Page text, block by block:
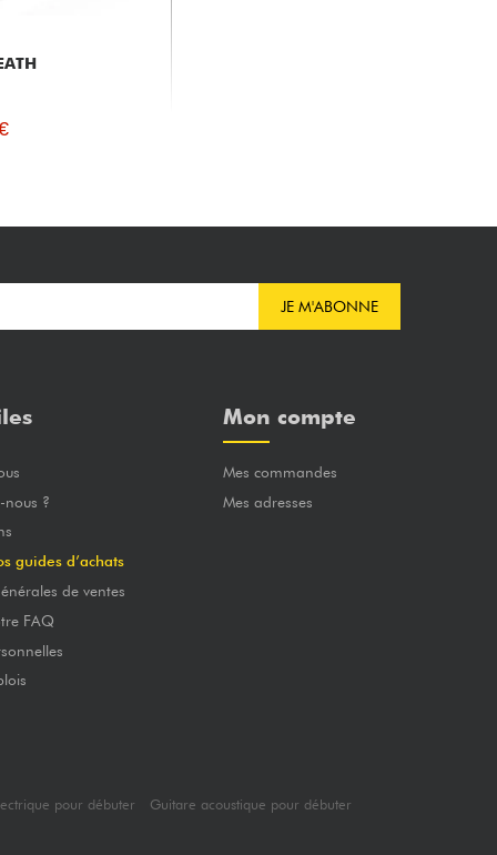
JE M'ABONNE
nous ?
guides d’achats
de ventes
FAQ
Mon compte
Mes commandes
Mes adresses
pour débuter Guitare acoustique pour débuter